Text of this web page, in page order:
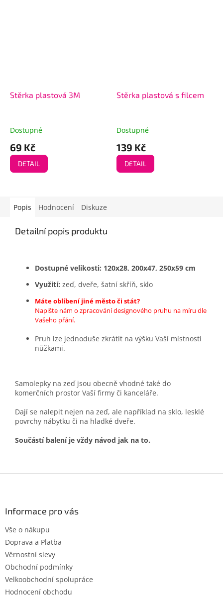
Stěrka plastová 3M
Dostupné
69 Kč
DETAIL
Stěrka plastová s filcem
Dostupné
139 Kč
DETAIL
Popis Hodnocení Diskuze
Detailní popis produktu
Dostupné velikosti: 120x28, 200x47, 250x59 cm
Využití: zeď, dveře, šatní skříň, sklo
Máte oblíbení jiné město či stát?
Napište nám o zpracování designového pruhu na míru dle
Vašeho přání.
Pruh lze jednoduše zkrátit na výšku Vaší místnosti
nůžkami.
Samolepky na zeď jsou obecně vhodné také do
komerčních prostor Vaší firmy či kanceláře.
Dají se nalepit nejen na zeď, ale například na sklo, lesklé
povrchy nábytku či na hladké dveře.
Součástí balení je vždy návod jak na to.
Informace pro vás
Vše o nákupu
Doprava a Platba
Věrnostní slevy
Obchodní podmínky
Velkoobchodní spolupráce
Hodnocení obchodu